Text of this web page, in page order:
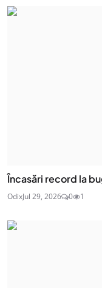
Încasări record la
OdixJul 29, 2026 0 1